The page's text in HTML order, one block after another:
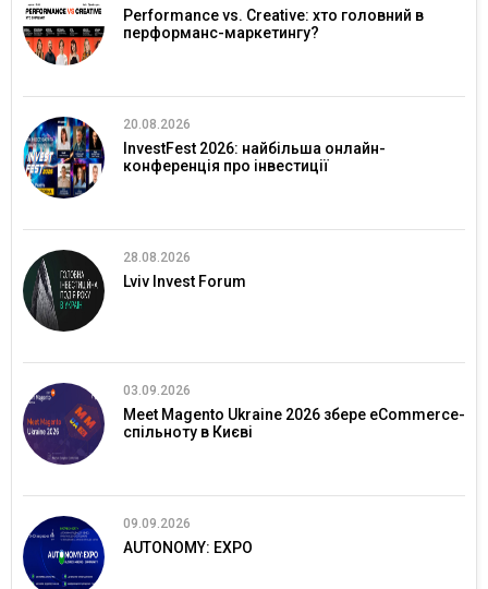
Performance vs. Creative: хто головний в
перформанс-маркетингу?
20.08.2026
InvestFest 2026: найбільша онлайн-
конференція про інвестиції
28.08.2026
Lviv Invest Forum
03.09.2026
Meet Magento Ukraine 2026 збере eCommerce-
спільноту в Києві
09.09.2026
AUTONOMY: EXPO